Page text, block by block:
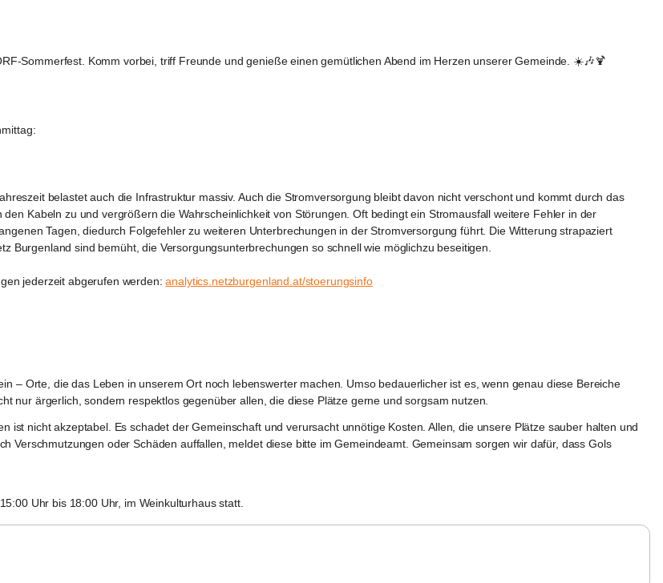
Sommerfest. Komm vorbei, triff Freunde und genieße einen gemütlichen Abend im Herzen unserer Gemeinde. ☀️🎶🍹
belastet auch die Infrastruktur massiv. Auch die Stromversorgung bleibt davon nicht verschont und kommt durch das
Kabeln zu und vergrößern die Wahrscheinlichkeit von Störungen. Oft bedingt ein Stromausfall weitere Fehler in der
Tagen, diedurch Folgefehler zu weiteren Unterbrechungen in der Stromversorgung führt. Die Witterung strapaziert
Burgenland sind bemüht, die Versorgungsunterbrechungen so schnell wie möglichzu beseitigen.
jederzeit abgerufen werden: analytics.netzburgenland.at/stoerungsinfo
– Orte, die das Leben in unserem Ort noch lebenswerter machen. Umso bedauerlicher ist es, wenn genau diese Bereiche
nur ärgerlich, sondern respektlos gegenüber allen, die diese Plätze gerne und sorgsam nutzen.
ist nicht akzeptabel. Es schadet der Gemeinschaft und verursacht unnötige Kosten. Allen, die unsere Plätze sauber halten und
Verschmutzungen oder Schäden auffallen, meldet diese bitte im Gemeindeamt. Gemeinsam sorgen wir dafür, dass Gols
Uhr bis 18:00 Uhr, im Weinkulturhaus statt.